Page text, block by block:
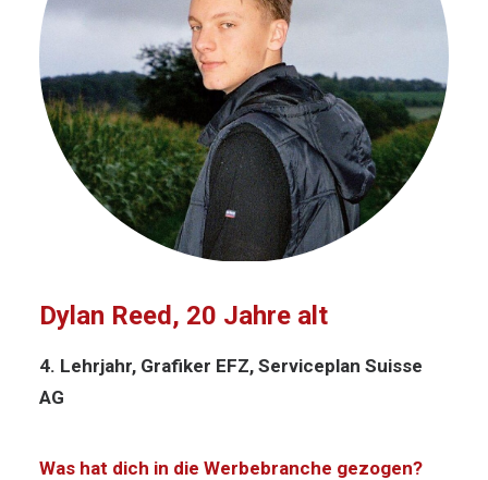
Dylan Reed, 20 Jahre alt
4. Lehrjahr, Grafiker EFZ, Serviceplan Suisse
AG
Was hat dich in die Werbebranche gezogen?